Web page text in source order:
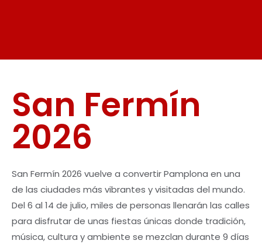
San Fermín
2026
San Fermín 2026 vuelve a convertir Pamplona en una
de las ciudades más vibrantes y visitadas del mundo.
Del 6 al 14 de julio, miles de personas llenarán las calles
para disfrutar de unas fiestas únicas donde tradición,
música, cultura y ambiente se mezclan durante 9 días